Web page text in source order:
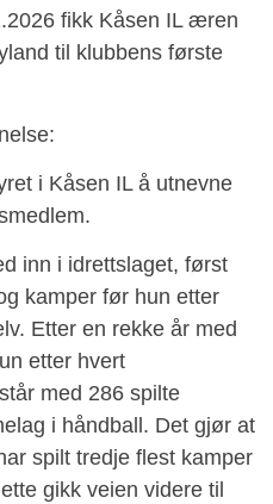
fikk Kåsen IL æren
til klubbens første
i Kåsen IL å utnevne
inn i idrettslaget, først
kamper før hun etter
Etter en rekke år med
etter hvert
med 286 spilte
i håndball. Det gjør at
spilt tredje flest kamper
gikk veien videre til